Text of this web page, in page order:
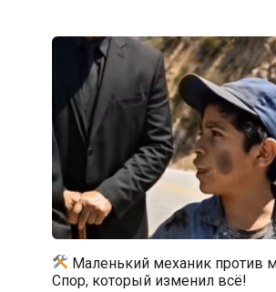
Маленький механик против
Спор, который изменил всё!